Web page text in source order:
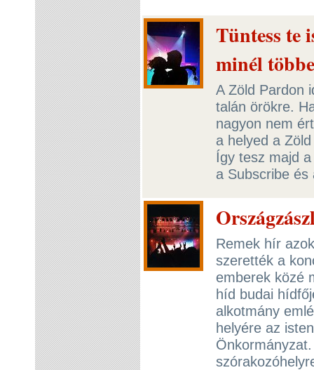
Tüntess te
minél
A Zöld Pardon
talán örökre.
nagyon nem
a helyed a
Így tesz majd
a Subscribe
Remek hír
szerették a
emberek közé
híd budai
alkotmány
helyére az